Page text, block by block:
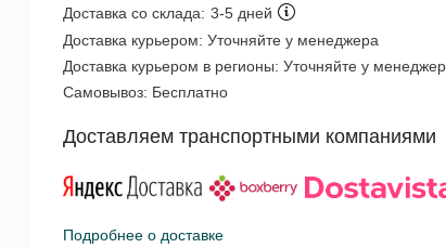
Доставка со склада: 3-5 дней
Доставка курьером: Уточняйте у менеджера
Доставка курьером в регионы: Уточняйте у
Самовывоз: Бесплатно
Доставляем транспортными компаниями
Подробнее о доставке